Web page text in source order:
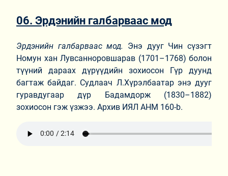
06. Эрдэнийн галбарваас мод
Эрдэнийн галбарваас мод.
Энэ дууг Чин сүзэгт
Номун хан Лувсанноровшарав (1701–1768) болон
түүний дараах дүрүүдийн зохиосон Гүр дуунд
багтаж байдаг. Судлаач Л.Хүрэлбаатар энэ дууг
гуравдугаар дүр Бадамдорж (1830–1882)
зохиосон гэж үзжээ. Архив ИЯЛ АНМ 160-b.